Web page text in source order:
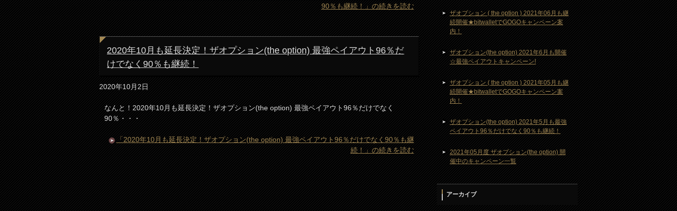
90％も継続！」の続きを読む
2020年10月も延長決定！ザオプション(the option) 最強ペイアウト96％だ
けでなく90％も継続！
2020年10月2日
なんと！2020年10月も延長決定！ザオプション(the option) 最強ペイアウト96％だけでなく
90％・・・
「2020年10月も延長決定！ザオプション(the option) 最強ペイアウト96％だけでなく90％も継
続！」の続きを読む
ザオプション ( the option ) 2021年06月も継
続開催★bitwalletでGOGOキャンペーン案
内！
ザオプション(the option) 2021年6月も開催
☆最強ペイアウトキャンペーン!
ザオプション ( the option ) 2021年05月も継
続開催★bitwalletでGOGOキャンペーン案
内！
ザオプション(the option) 2021年5月も最強
ペイアウト96％だけでなく90％も継続！
2021年05月度 ザオプション(the option) 開
催中のキャンペーン一覧
アーカイブ